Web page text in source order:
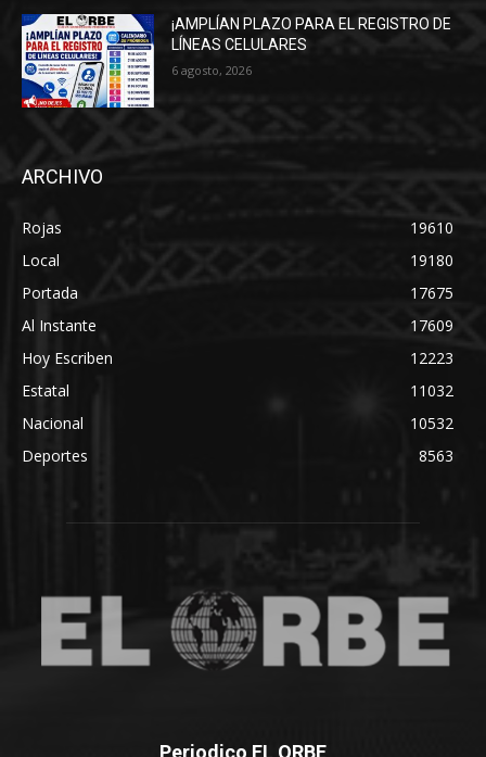
¡AMPLÍAN PLAZO PARA EL REGISTRO DE
LÍNEAS CELULARES
6 agosto, 2026
ARCHIVO
Rojas
19610
Local
19180
Portada
17675
Al Instante
17609
Hoy Escriben
12223
Estatal
11032
Nacional
10532
Deportes
8563